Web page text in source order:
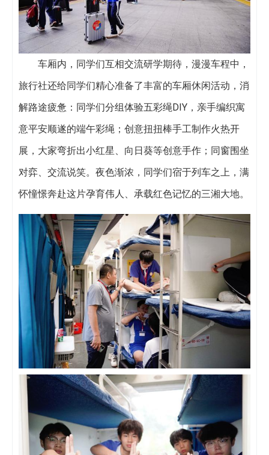
车厢内，同学们互相交流研学期待，漫漫车程中，
旅行社还给同学们精心准备了丰富的车厢休闲活动，消
解路途疲惫：同学们分组体验五彩绳DIY，亲手编织寓
意平安顺遂的端午彩绳；创意扭扭棒手工制作火热开
展，大家弯折出小红星、向日葵等创意手作；同窗围坐
对弈、交流说笑。夜色渐浓，同学们宿于列车之上，满
怀憧憬奔赴这片孕育伟人、承载红色记忆的三湘大地。